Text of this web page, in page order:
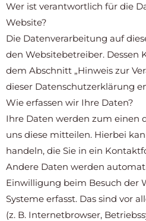
Wer ist verantwortlich für die
Website?
Die Datenverarbeitung auf
den Websitebetreiber. Dessen
dem Abschnitt „Hinweis zur
dieser Datenschutzerklärung
Wie erfassen wir Ihre Daten?
Ihre Daten werden zum einen
uns diese mitteilen. Hierbei
handeln, die Sie in ein
Andere Daten werden
Einwilligung beim Besuch der
Systeme erfasst. Das sind vor
(z. B. Internetbrowser,